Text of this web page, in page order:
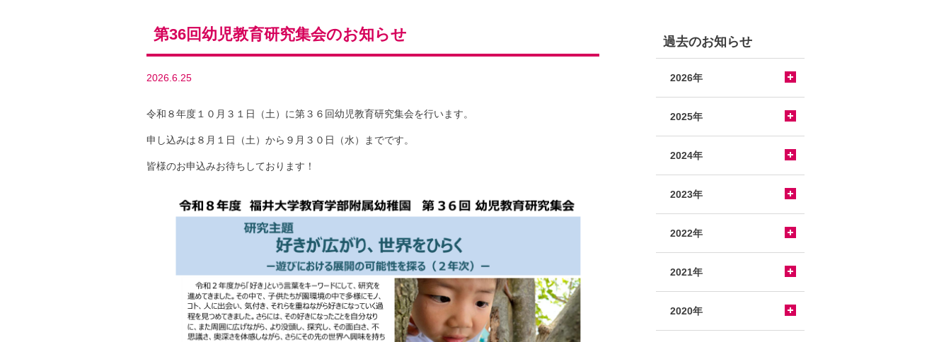
第36回幼児教育研究集会のお知らせ
2026.6.25
令和８年度１０月３１日（土）に第３６回幼児教育研究集会を行います。
申し込みは８月１日（土）から９月３０日（水）までです。
皆様のお申込みお待ちしております！
過去のお知らせ
2026年
2025年
2024年
2023年
2022年
2021年
2020年